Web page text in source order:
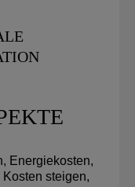
Energiekosten,
steigen,